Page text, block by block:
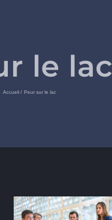
le
Accueil Peur sur le lac